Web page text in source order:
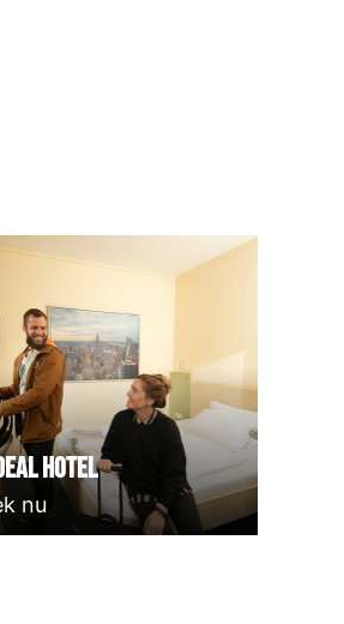
Hotel
nu